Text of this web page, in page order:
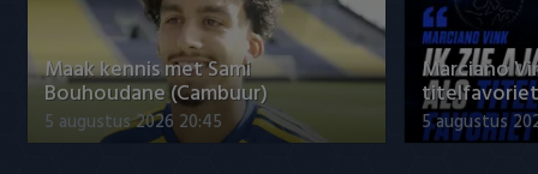
Maak kennis met Sami
Bouhoudane (Cambuur)
5 augustus 2026 20:45
Marciano
5 augustus